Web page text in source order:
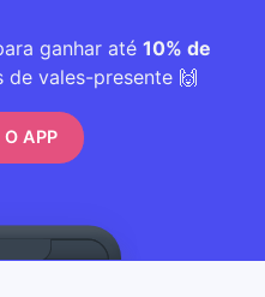
ganhar até 10% de
vales-presente 🙌
O APP